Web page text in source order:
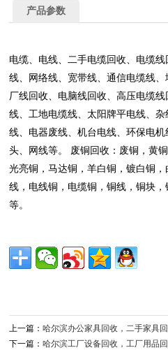
产品参数
电缆、电线、二手电缆回收、电缆
线、网络线、宽带线、通信电缆线、
厂线回收、电脑线回收、高压电缆
线、工地电缆线、太阳牌平电线、
线、电器废线、机台电线、环保电
头、网线等。 废铜回收：废铜，黄
光亮铜，马达铜，羊白铜，镀白铜
线，电线铜，电缆铜，铜线，铜块
等。
上一篇：哈尔滨办公家具回收，二手家具
下一篇：哈尔滨工厂设备回收，工厂用品